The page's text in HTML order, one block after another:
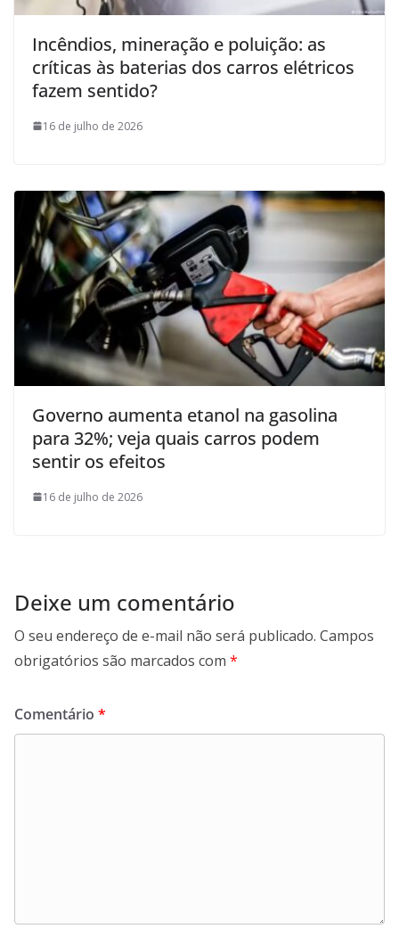
Incêndios, mineração e poluição: as
críticas às baterias dos carros elétricos
fazem sentido?
16 de julho de 2026
Governo aumenta etanol na gasolina
para 32%; veja quais carros podem
sentir os efeitos
16 de julho de 2026
Deixe um comentário
O seu endereço de e-mail não será publicado. Campos
obrigatórios são marcados com *
Comentário *